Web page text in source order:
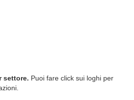
settore. Puoi fare click sui loghi per